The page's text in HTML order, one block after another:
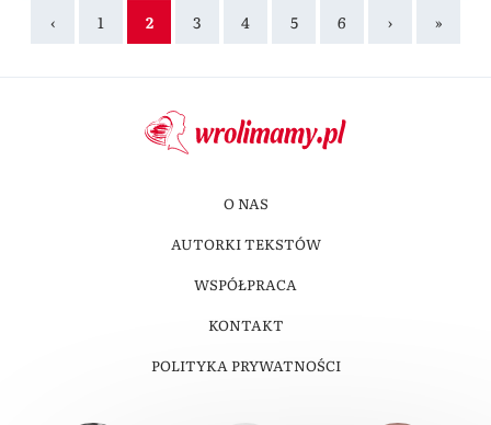
‹ 1 2 3 4 5 6 › »
O NAS
AUTORKI TEKSTÓW
WSPÓŁPRACA
KONTAKT
POLITYKA PRYWATNOŚCI